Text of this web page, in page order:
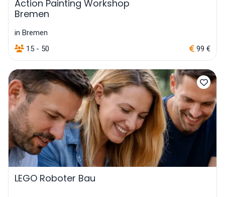
Action Painting Workshop
Bremen
in Bremen
15 - 50
99 €
LEGO Roboter Bau